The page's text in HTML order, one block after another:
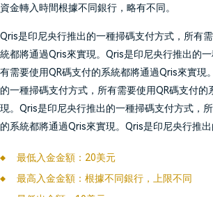
資金轉入時間根據不同銀行，略有不同。
Qris是印尼央行推出的一種掃碼支付方式，所有
統都將通過Qris來實現。Qris是印尼央行推出的
有需要使用QR碼支付的系統都將通過Qris來實現
的一種掃碼支付方式，所有需要使用QR碼支付的
現。Qris是印尼央行推出的一種掃碼支付方式，
的系統都將通過Qris來實現。Qris是印尼央行推
最低入金金額：20美元
最高入金金額：根據不同銀行，上限不同